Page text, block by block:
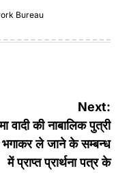
Bureau
Next:
वादी की नाबालिक पुत्री
भगाकर ले जाने के सम्बन्ध
में प्राप्त प्रार्थना पत्र के